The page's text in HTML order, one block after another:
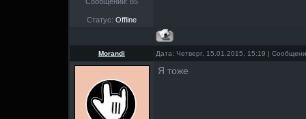
Статус: Offline
Morandi Дата: Четверг, 15.01.2015, 15:19 |
Я тоже